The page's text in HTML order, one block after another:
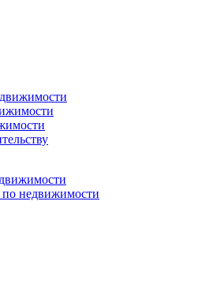
по недвижимости